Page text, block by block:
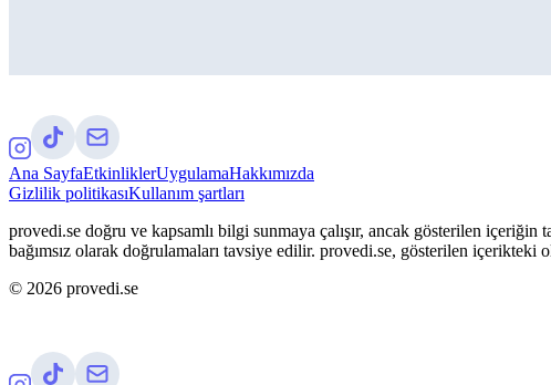
Ana SayfaEtkinliklerUygulamaHakkımızda
Gizlilik politikasıKullanım şartları
provedi.se doğru ve kapsamlı bilgi sunmaya çalışır, ancak gösterilen
bağımsız olarak doğrulamaları tavsiye edilir. provedi.se, gösterilen
© 2026 provedi.se